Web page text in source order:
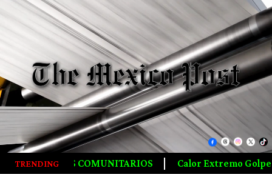
TRENDINGCalor Extremo Golpea Corea Del Sur, Dejando